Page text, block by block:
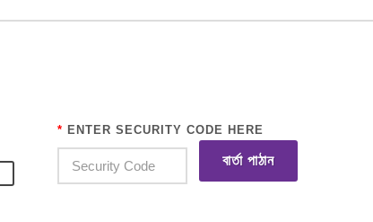
* ENTER SECURITY CODE HERE
বার্তা পাঠান